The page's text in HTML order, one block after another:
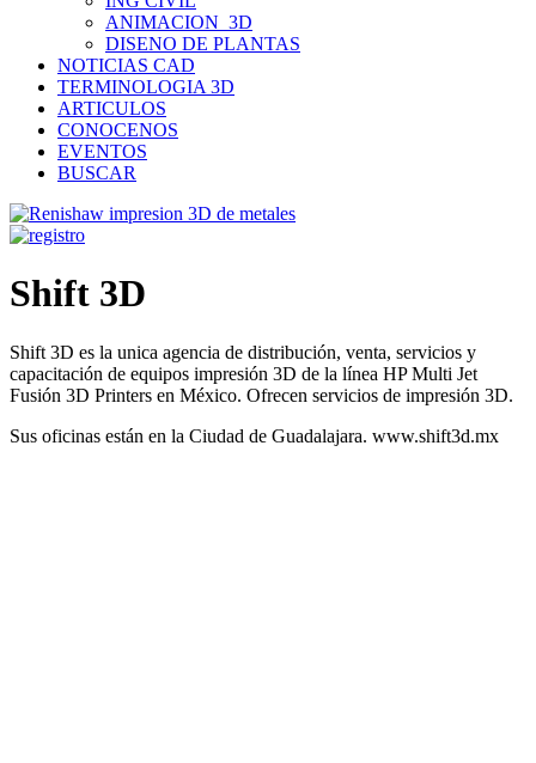
ANIMACION_3D
DISENO DE PLANTAS
NOTICIAS CAD
TERMINOLOGIA 3D
ARTICULOS
CONOCENOS
EVENTOS
BUSCAR
Shift 3D
Shift 3D es la unica agencia de distribución, venta, servicios y
capacitación de equipos impresión 3D de la línea HP Multi Jet
Fusión 3D Printers en México. Ofrecen servicios de impresión 3D.
Sus oficinas están en la Ciudad de Guadalajara. www.shift3d.mx